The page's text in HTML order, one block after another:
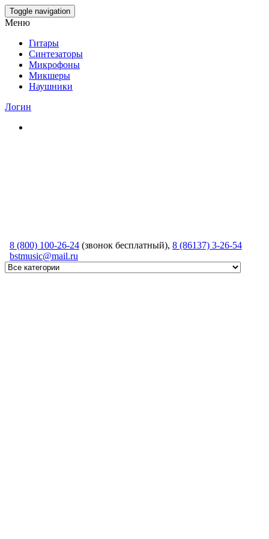
Skip
to
content
Toggle navigation
Меню
Гитары
Синтезаторы
Микрофоны
Микшеры
Наушники
Логин
8 (800) 100-26-24 (звонок бесплатный), 8 (86137) 3-26-54
bstmusic@mail.ru